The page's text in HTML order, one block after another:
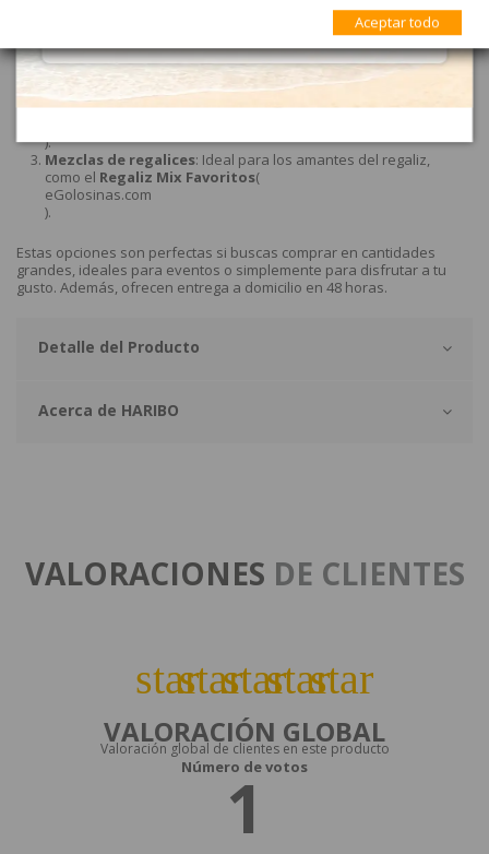
eGolosinas.com
).
Gominolas clásicas : Puedes comprar variedades de
gominolas con formas de animales, frutas y más​(
).
Mezclas de regalices: Ideal para los amantes del regaliz,
como el Regaliz Mix Favoritos(
eGolosinas.com
).
Estas opciones son perfectas si buscas comprar en cantidades
grandes, ideales para eventos o simplemente para disfrutar a tu
gusto. Además, ofrecen entrega a domicilio en 48 horas.
Detalle del Producto
Acerca de HARIBO
VALORACIONES DE CLIENTES
starstarstarstarstar
VALORACIÓN GLOBAL
Valoración global de clientes en este producto
Número de votos
1
Aceptar todo